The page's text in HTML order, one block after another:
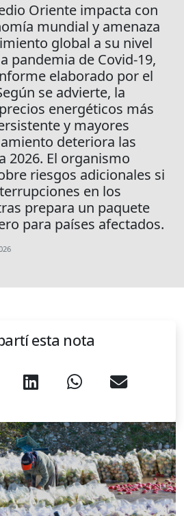
Oriente impacta con
mundial y amenaza
global a su nivel
pandemia de Covid-19,
elaborado por el
se advierte, la
energéticos más
y mayores
deteriora las
2026. El organismo
riesgos adicionales si
en los
prepara un paquete
para países afectados.
esta nota